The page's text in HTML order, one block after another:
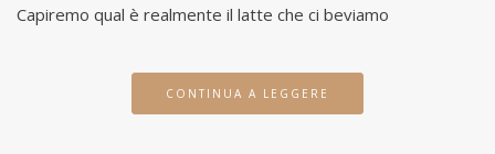
Capiremo qual è realmente il latte che ci beviamo
CONTINUA A LEGGERE